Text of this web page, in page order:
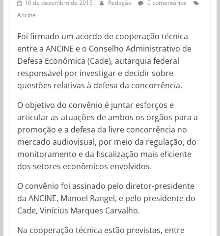
10 de dezembro de 2015 Redação
0 comentários
Ancine
Foi firmado um acordo de cooperação técnica
entre a ANCINE e o Conselho Administrativo de
Defesa Econômica (Cade), autarquia federal
responsável por investigar e decidir sobre
questões relativas à defesa da concorrência.
O objetivo do convênio é juntar esforços e
articular as atuações de ambos os órgãos para a
promoção e a defesa da livre concorrência no
mercado audiovisual, por meio da regulação, do
monitoramento e da fiscalização mais eficiente
dos setores econômicos envolvidos.
O convênio foi assinado pelo diretor-presidente
da ANCINE, Manoel Rangel, e pelo presidente do
Cade, Vinícius Marques Carvalho.
Na cooperação técnica estão previstas, entre